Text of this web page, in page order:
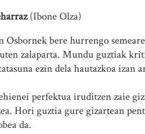
(Ibone Olza)
bere hurrengo
zalaparta. Mundu guztiak
ezin dela hautazkoa izan
perfektua iruditzen zaie
Hori guztia gure gizartean
da.